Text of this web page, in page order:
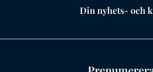
Din nyhets- och